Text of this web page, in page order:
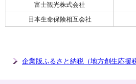
富士観光株式会社
日本生命保険相互会社
企業版ふるさと納税（地方創生応援